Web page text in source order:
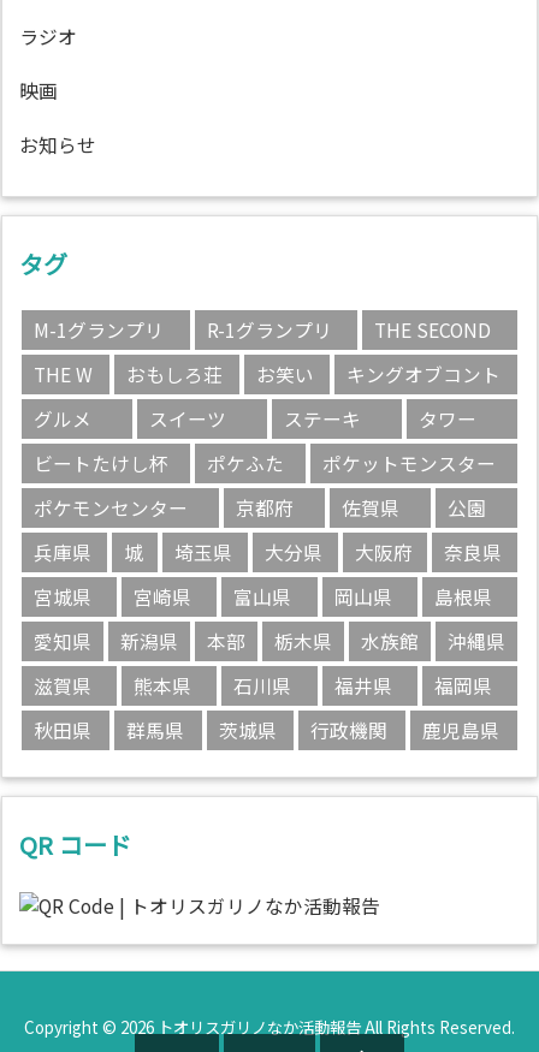
ラジオ
映画
お知らせ
タグ
M-1グランプリ R-1グランプリ
THE SECOND
THE W
おもしろ荘 お笑い
キングオブコント
グルメ
スイーツ ステーキ
タワー
ビートたけし杯
ポケふた
ポケットモンスター
ポケモンセンター
京都府 佐賀県
公園
兵庫県
城 埼玉県 大分県 大阪府
奈良県
宮城県
宮崎県 富山県 岡山県
島根県
愛知県
新潟県 本部 栃木県 水族館
沖縄県
滋賀県
熊本県 石川県 福井県
福岡県
秋田県
群馬県 茨城県 行政機関 鹿児島県
QR コード
Copyright © 2026 トオリスガリノなか活動報告All Rights Reserved.